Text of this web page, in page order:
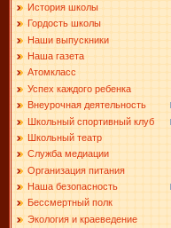
История школы
Гордость школы
Наши выпускники
Наша газета
Атомкласс
Успех каждого ребенка
Внеурочная деятельность
Школьный спортивный клуб
Школьный театр
Служба медиации
Организация питания
Наша безопасность
Бессмертный полк
Экология и краеведение